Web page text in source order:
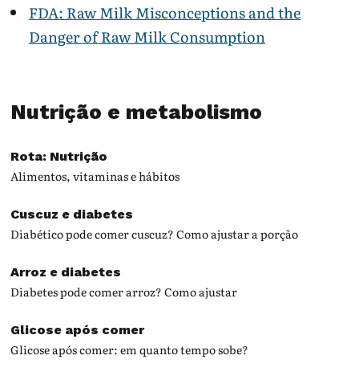
FDA: Raw Milk Misconceptions and the
Danger of Raw Milk Consumption
Nutrição e metabolismo
Rota: Nutrição
Alimentos, vitaminas e hábitos
Cuscuz e diabetes
Diabético pode comer cuscuz? Como ajustar a porção
Arroz e diabetes
Diabetes pode comer arroz? Como ajustar
Glicose após comer
Glicose após comer: em quanto tempo sobe?